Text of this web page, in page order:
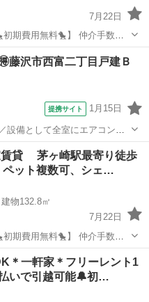
7月22日
：0円 －－－－－－
－－－－－－－－ 計 ：0円 なんと！！初期...
て 初期
藤沢市西富二丁目戸建Ｂ
提携サイト 1月15日
設備として全室にエアコンが
て
賃貸 茅ヶ崎駅最寄り徒歩
ット複数可、シェ…
物132.8㎡
7月22日
：0円 －－－－－－
－－－－－－－－ 計 ：0円 なんと！！初期...
＊一軒家＊フリーレント1
いで引越可能🔔初…